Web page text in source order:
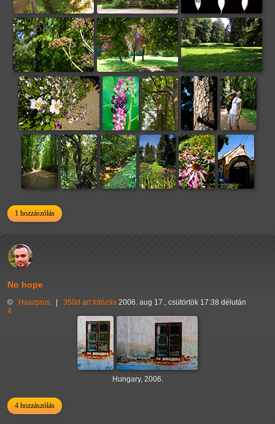
1 hozzászólás
No hope
© Haszprus | 350d art fotózás 2006. aug 17., csütörtök 17:38 délután
4
Hungary, 2006.
4 hozzászólás